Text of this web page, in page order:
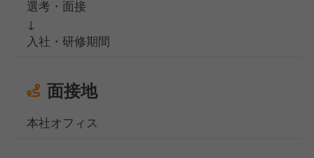
選考・面接
↓
入社・研修期間
面接地
本社オフィス